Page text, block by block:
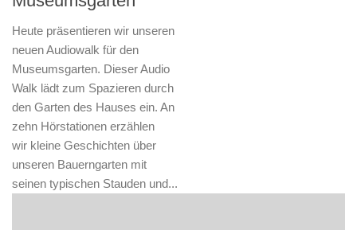
Heute präsentieren wir unseren
neuen Audiowalk für den
Museumsgarten. Dieser Audio
Walk lädt zum Spazieren durch
den Garten des Hauses ein. An
zehn Hörstationen erzählen
wir kleine Geschichten über
unseren Bauerngarten mit
seinen typischen Stauden und...